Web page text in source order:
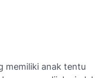
memiliki anak tentu